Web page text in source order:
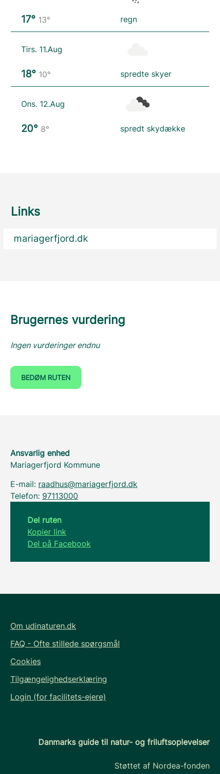
17° 13° regn
Tirs. 11.Aug
18° 10° spredte skyer
Ons. 12.Aug
20° 8° spredt skydække
Links
mariagerfjord.dk
Brugernes vurdering
Ingen vurderinger endnu
BEDØM RUTEN
Ansvarlig enhed
Mariagerfjord Kommune
E-mail: raadhus@mariagerfjord.dk
Telefon: 97113000
Del ruten
Kopier link
Del på Facebook
Om udinaturen.dk
FAQ - Ofte stillede spørgsmål
Cookies
Tilgængelighedserklæring
Login (for facilitets-ejere)
Danmarks guide til natur- og friluftsoplevelser
Støttet af Nordea-fonden